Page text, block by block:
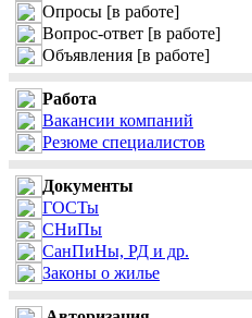
Опросы [в работе]
Вопрос-ответ [в работе]
Объявления [в работе]
Работа
Вакансии компаний
Резюме специалистов
Документы
ГОСТы
СНиПы
СанПиНы, РД и др.
Законы о жилье